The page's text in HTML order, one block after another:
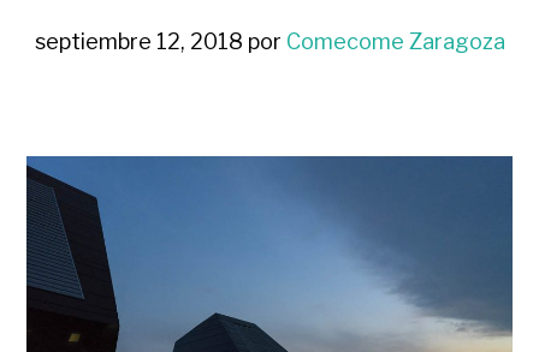
septiembre 12, 2018 por Comecome Zaragoza